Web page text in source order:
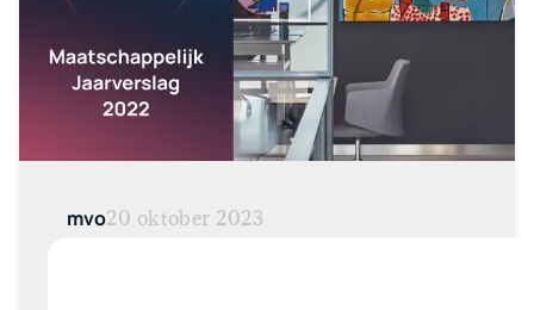
mvo20 oktober 2023